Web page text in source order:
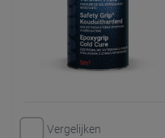
Vergelijken